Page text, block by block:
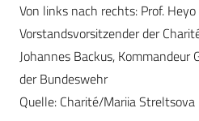
Von links nach rechts: Prof. Heyo
Vorstandsvorsitzender der
Johannes Backus, Kommandeur
der Bundeswehr
Quelle: Charité/Mariia Streltsova